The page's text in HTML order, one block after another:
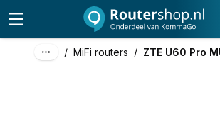
/ MiFi routers / ZTE U60 Pro
250,00 excl. btw
302,50 incl. btw